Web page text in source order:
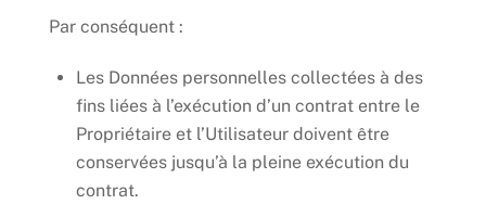
Par conséquent :
Les Données personnelles collectées à des
fins liées à l’exécution d’un contrat entre le
Propriétaire et l’Utilisateur doivent être
conservées jusqu’à la pleine exécution du
contrat.